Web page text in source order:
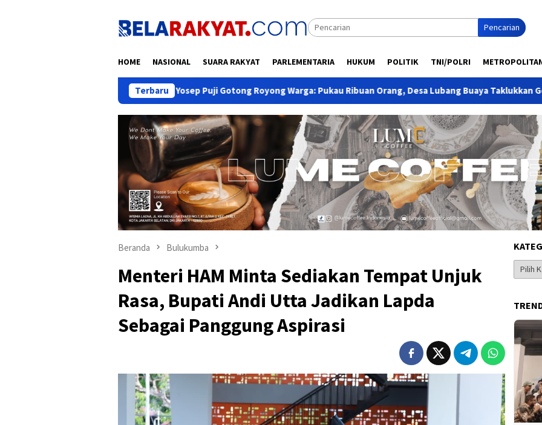
Pencarian
HOME NASIONAL SUARA RAKYAT PARLEMENTARIA HUKUM POLITIK TNI/POLRI
Terbaru
Yosep Puji Gotong Royong Warga: Pukau Ribuan Orang, Desa Lubang Buaya Taklukkan Gerak Jalan Kecamatan
Beranda Bulukumba
Menteri HAM Minta Sediakan Tempat Unjuk
Rasa, Bupati Andi Utta Jadikan Lapda
Sebagai Panggung Aspirasi
Berita